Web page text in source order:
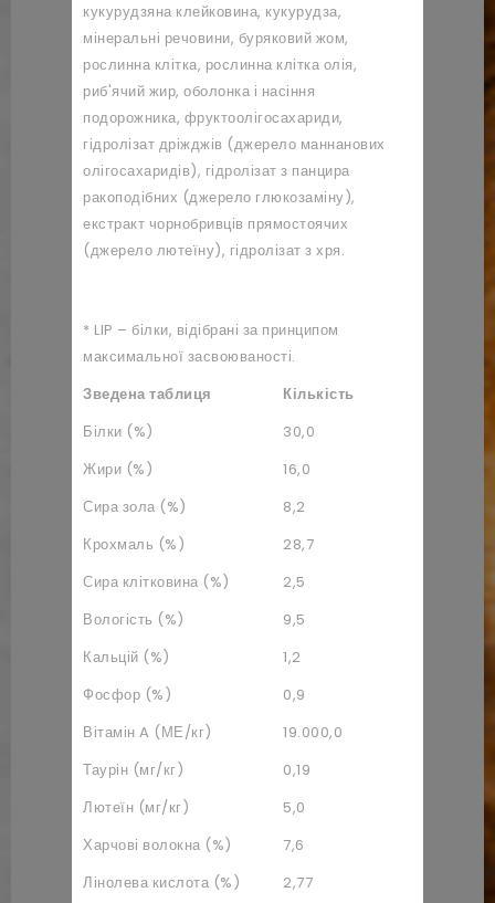
кукурудзяна клейковина, кукурудза,
мінеральні речовини, буряковий жом,
рослинна клітка, рослинна клітка олія,
риб'ячий жир, оболонка і насіння
подорожника, фруктоолігосахариди,
гідролізат дріжджів (джерело маннанових
олігосахаридів), гідролізат з панцира
ракоподібних (джерело глюкозаміну),
екстракт чорнобривців прямостоячих
(джерело лютеїну), гідролізат з хря.
* LIP – білки, відібрані за принципом
максимальної засвоюваності.
Зведена таблиця
Кількість
Білки (%)
30,0
Жири (%)
16,0
Сира зола (%)
8,2
Крохмаль (%)
28,7
Сира клітковина (%)
2,5
Вологість (%)
9,5
Кальцій (%)
1,2
Фосфор (%)
0,9
Вітамін A (МЕ/кг)
19.000,0
Таурін (мг/кг)
0,19
Лютеїн (мг/кг)
5,0
Харчові волокна (%)
7,6
Лінолева кислота (%)
2,77